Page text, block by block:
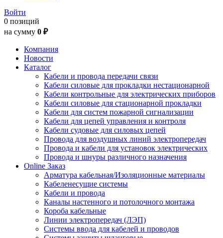
Войти
0 позиций
на сумму 0 ₽
Компания
Новости
Каталог
Кабели и провода передачи связи
Кабели силовые для прокладки нестационарной
Кабели контрольные для электрических приборов
Кабели силовые для стационарной прокладки
Кабели для систем пожарной сигнализации
Кабели для цепей управления и контроля
Кабели судовые для силовых цепей
Провода для воздушных линий электропередач
Провода и кабели для установок электрических
Провода и шнуры различного назначения
Online Заказ
Арматура кабельная/Изоляционные материалы
Кабеленесущие системы
Кабели и провода
Каналы настенного и потолочного монтажа
Короба кабельные
Линии электропередач (ЛЭП)
Системы ввода для кабелей и проводов